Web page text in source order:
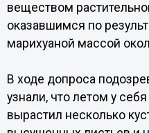
веществом
оказавшимся по
марихуаной массой
В ходе допроса
узнали, что летом у
вырастил несколько